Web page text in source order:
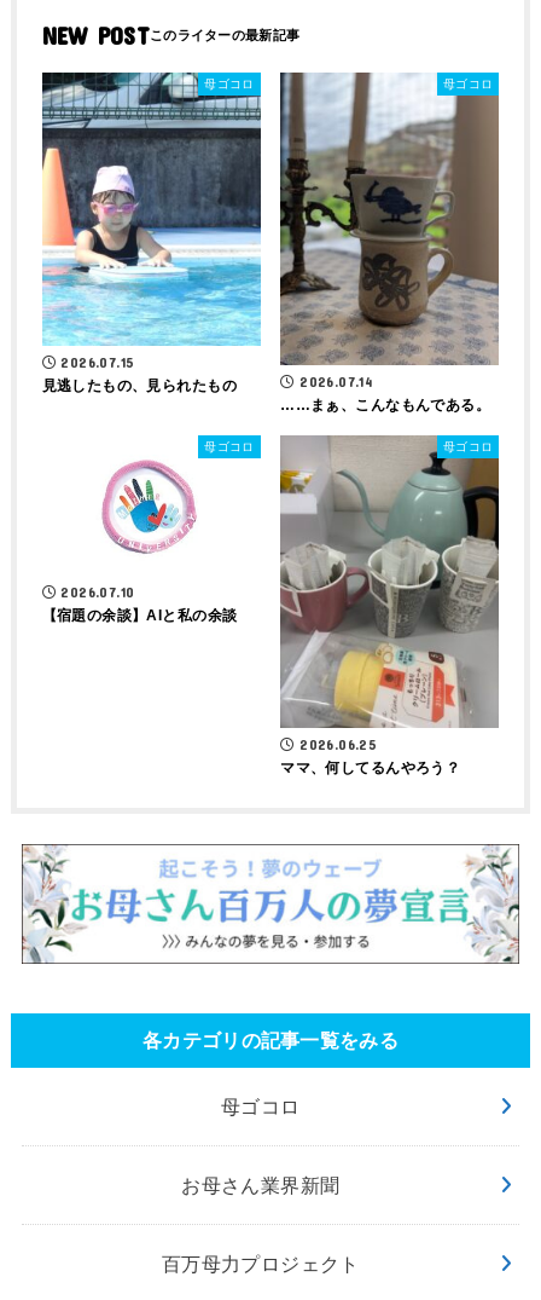
NEW POST
母ゴコロ
2026.07.15
見逃したもの、見られたもの
母ゴコロ
2026.07.14
……まぁ、こんなもんである。
母ゴコロ
2026.07.10
【宿題の余談】AIと私の余談
母ゴコロ
2026.06.25
ママ、何してるんやろう？
各カテゴリの記事一覧をみる
母ゴコロ
お母さん業界新聞
百万母力プロジェクト